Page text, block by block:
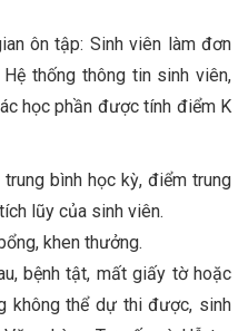
ôn tập: Sinh viên làm đơn
thống thông tin sinh viên,
học phần được tính điểm K
bình học kỳ, điểm trung
lũy của sinh viên.
khen thưởng.
bệnh tật, mất giấy tờ hoặc
không thể dự thi được, sinh